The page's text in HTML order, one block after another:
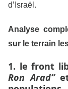
d’Israël.
Analyse
sur le terrain
1. le front
Ron Arad”et